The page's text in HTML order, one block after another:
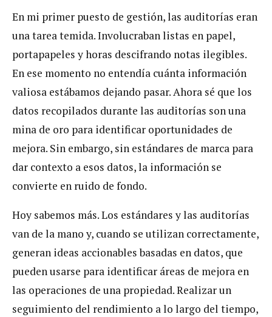
En mi primer puesto de gestión, las auditorías eran
una tarea temida. Involucraban listas en papel,
portapapeles y horas descifrando notas ilegibles.
En ese momento no entendía cuánta información
valiosa estábamos dejando pasar. Ahora sé que los
datos recopilados durante las auditorías son una
mina de oro para identificar oportunidades de
mejora. Sin embargo, sin estándares de marca para
dar contexto a esos datos, la información se
convierte en ruido de fondo.
Hoy sabemos más. Los estándares y las auditorías
van de la mano y, cuando se utilizan correctamente,
generan ideas accionables basadas en datos, que
pueden usarse para identificar áreas de mejora en
las operaciones de una propiedad. Realizar un
seguimiento del rendimiento a lo largo del tiempo,